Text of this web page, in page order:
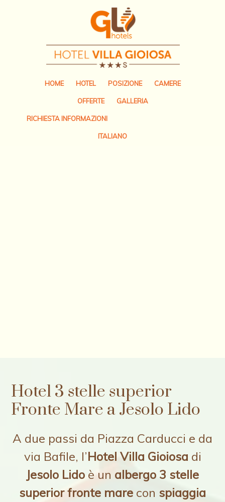
HOME HOTEL POSIZIONE CAMERE
OFFERTE GALLERIA
RICHIESTA INFORMAZIONI
ITALIANO
Hotel 3 stelle superior
Fronte Mare a Jesolo Lido
A due passi da Piazza Carducci e da
via Bafile, l’Hotel Villa Gioiosa di
Jesolo Lido è un albergo 3 stelle
superior fronte mare con spiaggia